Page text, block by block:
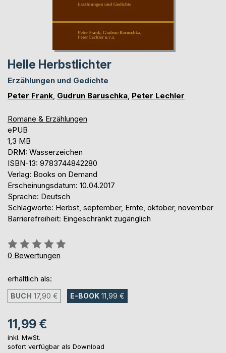
Helle Herbstlichter
Erzählungen und Gedichte
Peter Frank Gudrun Baruschka Peter Lechler
Romane & Erzählungen
ePUB
1,3 MB
DRM: Wasserzeichen
ISBN-13: 9783744842280
Verlag: Books on Demand
Erscheinungsdatum: 10.04.2017
Sprache: Deutsch
Schlagworte: Herbst, september, Ernte, oktober, november
Barrierefreiheit: Eingeschränkt zugänglich
Bewertung::
0%
0 Bewertungen
erhältlich als:
BUCH 17,90 € E-BOOK 11,99 €
11,99 €
inkl. MwSt.
sofort verfügbar als Download